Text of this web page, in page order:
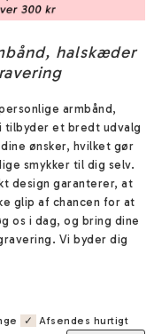
halskæder
armbånd,
tilbyder et bredt udvalg
ønsker, hvilket gør
smykker til dig selv.
design garanterer, at
glip af chancen for at
os i dag, og bring dine
Vi byder dig
✓ Afsendes hurtigt